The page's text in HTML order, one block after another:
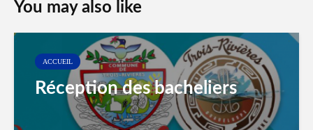
You may also like
ACCUEIL
Réception des bacheliers